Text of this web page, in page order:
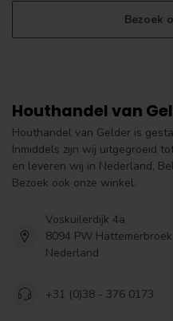
Bezoek
Houthandel van
Houthandel van Gelder is
Inmiddels zijn wij uitgegroeid
en leveren wij in Nederland,
Bezoek ook onze winkel.
Voskuilerdijk 4a
8094 PW Hattemerbroek
Nederland
+31 (0)38 - 376 0173